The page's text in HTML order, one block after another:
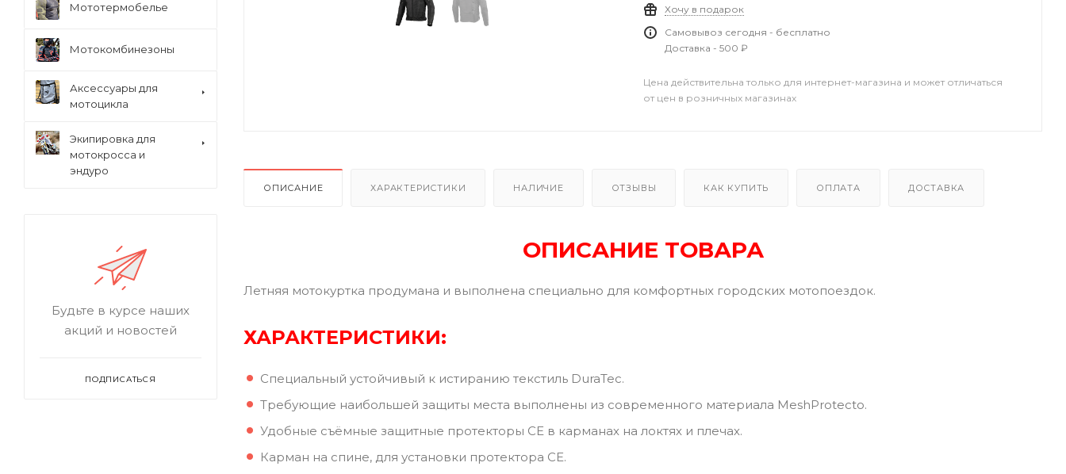
Хочу в подарок
Самовывоз сегодня - бесплатно
Доставка - 500 ₽
Цена действительна только для интернет-магазина и может отличаться
от цен в розничных магазинах
ОПИСАНИЕ ХАРАКТЕРИСТИКИ НАЛИЧИЕ ОТЗЫВЫ КАК КУПИТЬ ОПЛАТА ДОСТАВКА
ОПИСАНИЕ ТОВАРА
Летняя мотокуртка продумана и выполнена специально для комфортных городских мотопоездок.
ХАРАКТЕРИСТИКИ:
Специальный устойчивый к истиранию текстиль DuraTec.
Требующие наибольшей защиты места выполнены из современного материала MeshProtecto.
Удобные съёмные защитные протекторы CE в карманах на локтях и плечах.
Карман на спине, для установки протектора CE.
Мототермобелье
Мотокомбинезоны
Аксессуары для
мотоцикла
Экипировка для
мотокросса и
эндуро
Будьте в курсе наших
акций и новостей
ПОДПИСАТЬСЯ